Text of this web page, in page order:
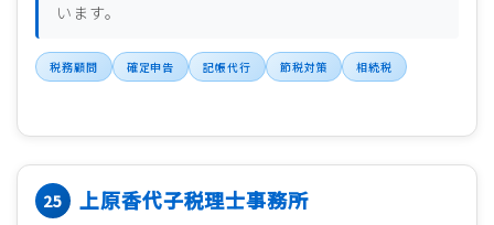
います。
税務顧問 確定申告 記帳代行 節税対策 相続税
上原香代子税理士事務所